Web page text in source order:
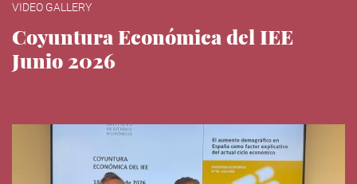
VIDEO GALLERY
Coyuntura Económica del IEE
Junio 2026